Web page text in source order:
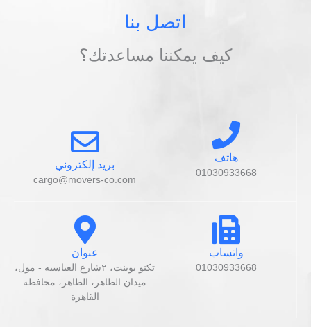
اتصل بنا
كيف يمكننا مساعدتك؟
هاتف
01030933668
بريد إلكتروني
cargo@movers-co.com
واتساب
01030933668
عنوان
تكنو بوينت، ٢شارع العباسيه - مول،
ميدان الظاهر، الظاهر، محافظة
القاهرة‬